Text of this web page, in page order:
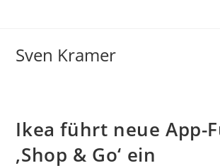
Sven Kramer
Ikea führt neue App-
‚Shop & Go‘ ein